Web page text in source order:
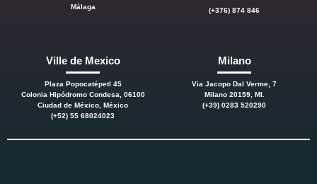
Málaga
(+376) 874 846
Ville de Mexico
Plaza Popocatépetl 45
Colonia Hipódromo Condesa, 06100
Ciudad de México, México
(+52) 55 68024023
Milano
Via Jacopo Dal Verme, 7
Milano 20159, MI.
(+39) 0283 520290